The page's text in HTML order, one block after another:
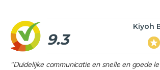
9.3
Kiyoh
“Duidelijke communicatie en snelle en goede